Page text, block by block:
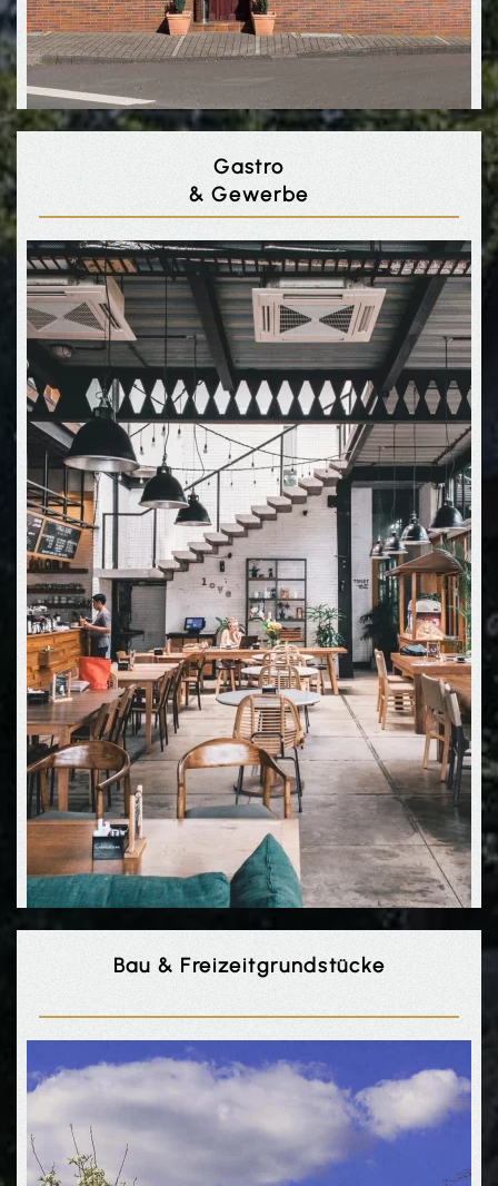
Gastro
& Gewerbe
Bau & Freizeit­grundstücke